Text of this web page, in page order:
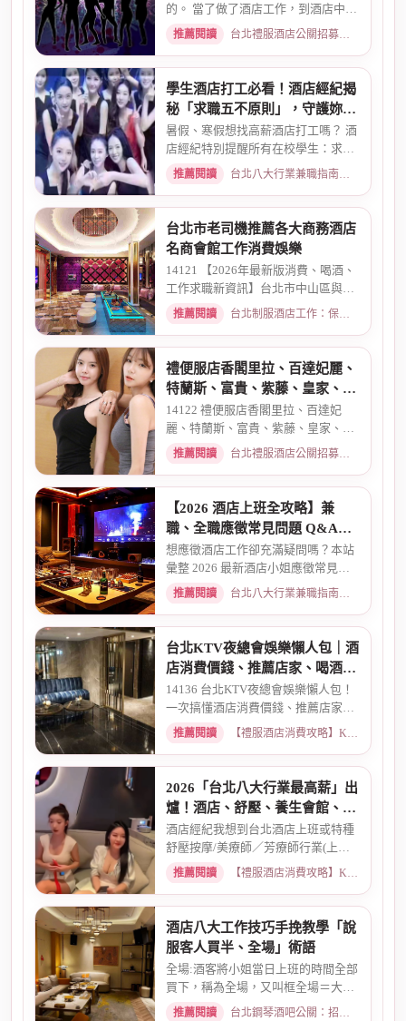
的。 當了做了酒店工作，到酒店中，
還有兩個機會 一個是單純、...
推薦閱讀 台北禮服酒店公關招募：兼職工作內容與薪資規範 · 2026-01-08
學生酒店打工必看！酒店經紀揭
秘「求職五不原則」，守護妳的
求職安全
暑假、寒假想找高薪酒店打工嗎？ 酒
店經紀特別提醒所有在校學生：求職
時請務必堅守「五不原則」...
推薦閱讀 台北八大行業兼職指南：熱門職缺與求職須知 · 2026-03-09
台北市老司機推薦各大商務酒店
名商會館工作消費娛樂
14121 【2026年最新版消費、喝酒、
工作求職新資訊】台北市中山區與東
區酒店老司機推薦舒壓會館、...
推薦閱讀 台北制服酒店工作：保障現領薪資與職缺總覽 · 2026-04-01
禮便服店香閣里拉、百達妃麗、
特蘭斯、富貴、紫藤、皇家、金
典酒店消費
14122 禮便服店香閣里拉、百達妃
麗、特蘭斯、富貴、紫藤、皇家、金
典、消費喝酒 、金拿督、101會...
推薦閱讀 台北禮服酒店公關招募：兼職工作內容與薪資規範 · 2026-06-04
【2026 酒店上班全攻略】兼
職、全職應徵常見問題 Q&A：
薪資、安全、環境全解析
想應徵酒店工作卻充滿疑問嗎？本站
彙整 2026 最新酒店小姐應徵常見問
題 Q&A。深入解析全職與兼職...
推薦閱讀 台北八大行業兼職指南：熱門職缺與求職須知 · 2026-03-09
台北KTV夜總會娛樂懶人包｜酒
店消費價錢、推薦店家、喝酒介
紹一次看懂
14136 台北KTV夜總會娛樂懶人包！
一次搞懂酒店消費價錢、推薦店家、
喝酒介紹。從基本消費、包廂...
推薦閱讀 【禮服酒店消費攻略】KTV喝酒娛樂、價格試算 · 2026-03-16
2026「台北八大行業最高薪」出
爐！酒店、舒壓、養生會館、經
紀人推薦
酒店經紀我想到台北酒店上班或特種
舒壓按摩/美療師／芳療師行業(上班
天數可自選) 特種行業工作也...
推薦閱讀 【禮服酒店消費攻略】KTV喝酒娛樂、價格試算 · 2026-01-15
酒店八大工作技巧手挽教學「說
服客人買半、全場」術語
全場:酒客將小姐當日上班的時間全部
買下，稱為全場，又叫框全場＝大框
＝外全酒店買框送s外全多少...
推薦閱讀 台北鋼琴酒吧公關：招募條件與工作環境介紹 · 2026-03-26